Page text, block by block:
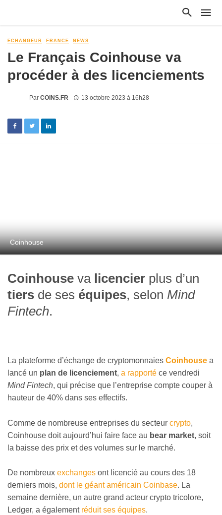
ECHANGEUR FRANCE NEWS
Le Français Coinhouse va
procéder à des licenciements
Par COINS.FR 13 octobre 2023 à 16h28
Coinhouse
Coinhouse va licencier plus d’un
tiers de ses équipes, selon Mind
Fintech.
La plateforme d’échange de cryptomonnaies Coinhouse a
lancé un plan de licenciement, a rapporté ce vendredi
Mind Fintech, qui précise que l’entreprise compte couper à
hauteur de 40% dans ses effectifs.
Comme de nombreuse entreprises du secteur crypto,
Coinhouse doit aujourd’hui faire face au bear market, soit
la baisse des prix et des volumes sur le marché.
De nombreux exchanges ont licencié au cours des 18
derniers mois, dont le géant américain Coinbase. La
semaine dernière, un autre grand acteur crypto tricolore,
Ledger, a également réduit ses équipes.